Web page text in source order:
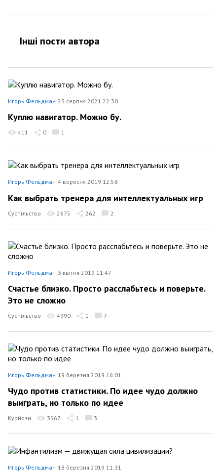
Інші пости автора
Игорь Фельдман 23 серпня 2021 22:30
Куплю навигатор. Можно бу.
411 0 1
Игорь Фельдман 4 вересня 2019 12:58
Как выбрать тренера для интеллектуальных игр
Суспільство 2675 262 2
Игорь Фельдман 3 квітня 2019 11:47
Счастье близко. Просто расслабьтесь и поверьте.
Это не сложно
Суспільство 4990 1 7
Игорь Фельдман 19 березня 2019 16:01
Чудо против статистики. По идее чудо должно
выиграть, но только по идее
Курйози 3567 1 3
Игорь Фельдман 18 березня 2019 11:31